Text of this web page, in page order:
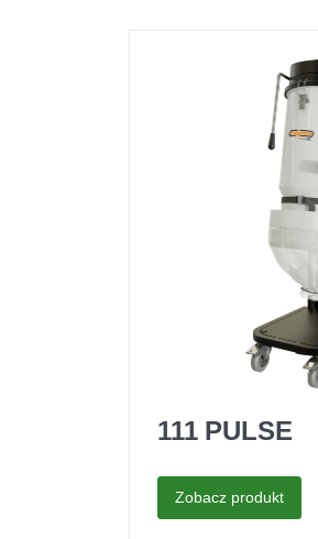
111 PULSE
Zobacz produkt